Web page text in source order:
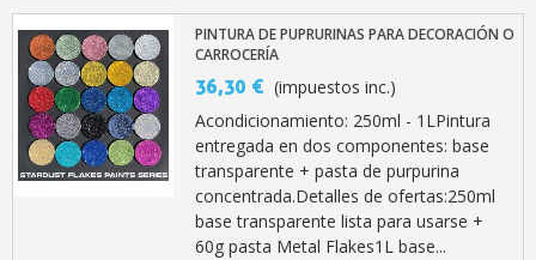
PINTURA DE PUPRURINAS PARA DECORACIÓN O
CARROCERÍA
36,30 € (impuestos inc.)
Acondicionamiento: 250ml - 1LPintura
entregada en dos componentes: base
transparente + pasta de purpurina
concentrada.Detalles de ofertas:250ml
base transparente lista para usarse +
60g pasta Metal Flakes1L base...